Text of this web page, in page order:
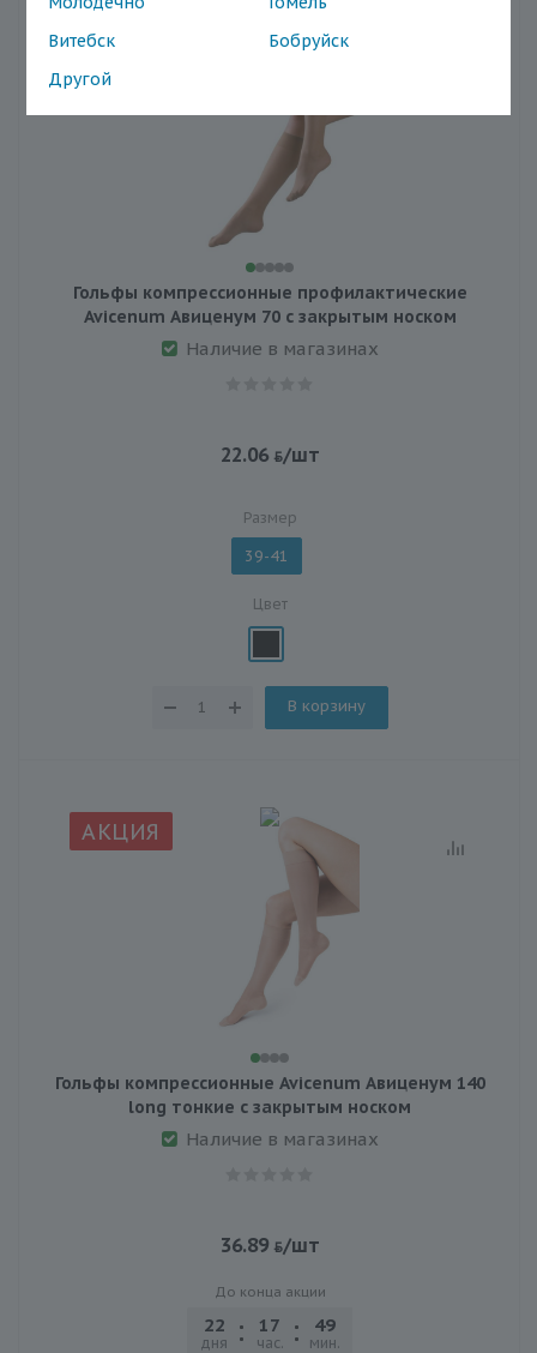
Витебск
Бобруйск
Другой
Гольфы компрессионные профилактические
Avicenum Авиценум 70 с закрытым носком
Наличие в магазинах
22.06 /шт
Размер
39-41
Цвет
В корзину
АКЦИЯ
Гольфы компрессионные Avicenum Авиценум 140
long тонкие с закрытым носком
Наличие в магазинах
36.89 /шт
До конца акции
22
дня
17
час.
49
мин.